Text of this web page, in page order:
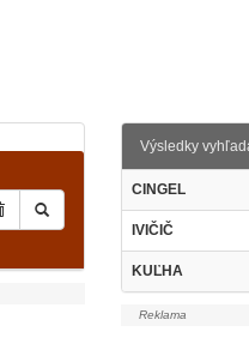
Výsledky
CINGEL
IVIČIČ
KUĽHA